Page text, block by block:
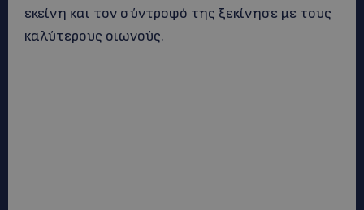
εκείνη και τον σύντροφό της ξεκίνησε με τους
καλύτερους οιωνούς.